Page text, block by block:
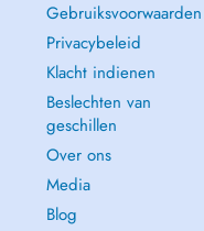
Gebruiksvoorwaarden
Privacybeleid
Klacht indienen
Beslechten van
geschillen
Over ons
Media
Blog